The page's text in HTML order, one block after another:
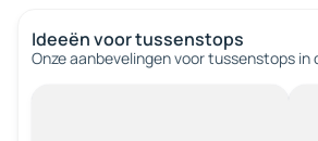
Ideeën voor tussenstops
Onze aanbevelingen voor tussenstops in